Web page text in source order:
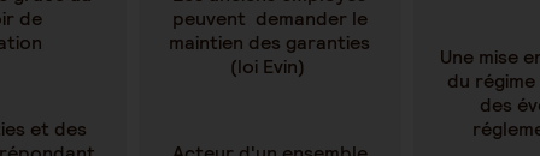
de
et des
peuvent demander le
maintien des garanties
(loi Evin)
Une mise
du
des